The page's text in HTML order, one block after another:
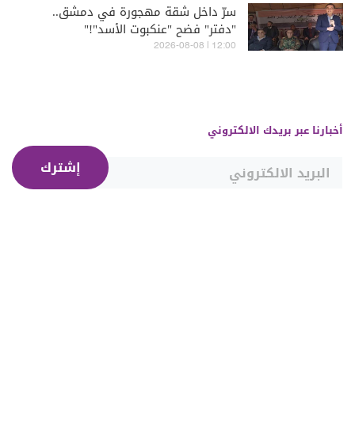
سرّ داخل شقة مهجورة في دمشق..
"دفتر" فضح "عنكبوت الأسد"!"
12:00 | 2026-08-08
أخبارنا عبر بريدك الالكتروني
إشترك